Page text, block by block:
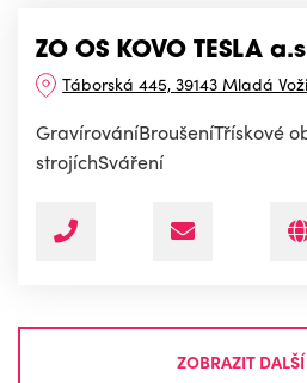
ZO OS KOVO TESLA
Táborská 445, 39143 Mladá
GravírováníBroušeníTřískové
strojíchSváření
ZOBRAZIT